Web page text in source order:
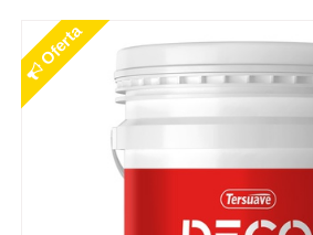
Oferta